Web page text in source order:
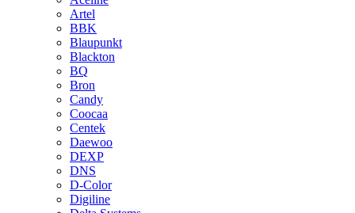
Artel
BBK
Blaupunkt
Blackton
BQ
Bron
Candy
Coocaa
Centek
Daewoo
DEXP
DNS
D-Color
Digiline